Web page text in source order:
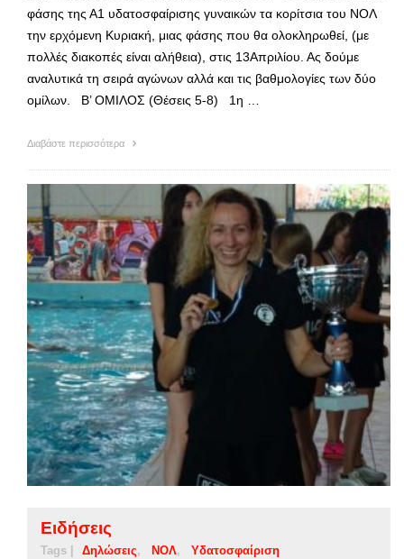
φάσης της Α1 υδατοσφαίρισης γυναικών τα κορίτσια του ΝΟΛ
την ερχόμενη Κυριακή, μιας φάσης που θα ολοκληρωθεί, (με
πολλές διακοπές είναι αλήθεια), στις 13Απριλίου. Ας δούμε
αναλυτικά τη σειρά αγώνων αλλά και τις βαθμολογίες των δύο
ομίλων. Β’ ΟΜΙΛΟΣ (Θέσεις 5-8) 1η …
Διαβάστε περισσότερα
Ειδήσεις
Tags | Δηλώσεις ΝΟΛ Υδατοσφαίριση